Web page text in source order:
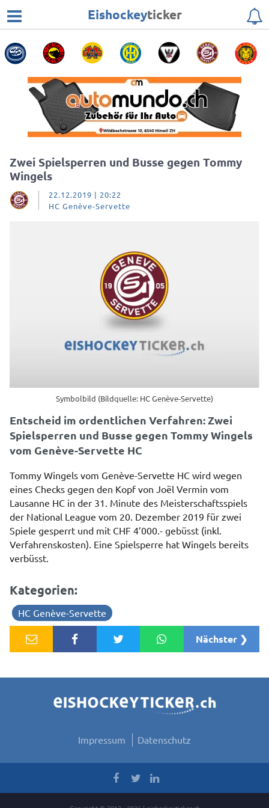
Eishockeyticker
Zwei Spielsperren und Busse gegen Tommy
Wingels
22.12.2019 | 20:22
HC Genève-Servette
Symbolbild (Bildquelle: HC Genève-Servette)
Entscheid im ordentlichen Verfahren: Zwei
Spielsperren und Busse gegen Tommy Wingels
vom Genève-Servette HC
Tommy Wingels vom Genève-Servette HC wird wegen
eines Checks gegen den Kopf von Joël Vermin vom
Lausanne HC in der 31. Minute des Meisterschaftsspiels
der National League vom 20. Dezember 2019 für zwei
Spiele gesperrt und mit CHF 4’000.- gebüsst (inkl.
Verfahrenskosten). Eine Spielsperre hat Wingels bereits
verbüsst.
Kategorien:
HC Genève-Servette
Nächster ❯
Impressum Datenschutz